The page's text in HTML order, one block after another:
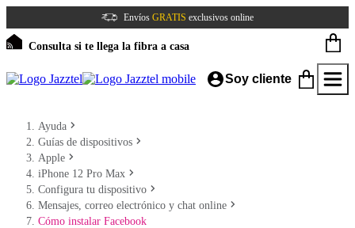
Envíos GRATIS exclusivos online
Consulta si te llega la fibra a casa
Soy cliente
Ayuda
Guías de dispositivos
Apple
iPhone 12 Pro Max
Configura tu dispositivo
Mensajes, correo electrónico y chat online
Cómo instalar Facebook